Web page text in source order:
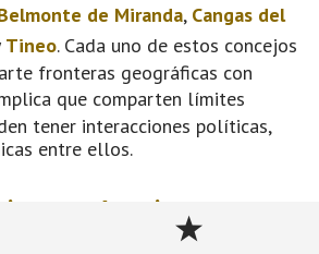
de Miranda, Cangas del
Tineo. Cada uno de estos concejos
fronteras geográficas con
que comparten límites
tener interacciones políticas,
entre ellos.